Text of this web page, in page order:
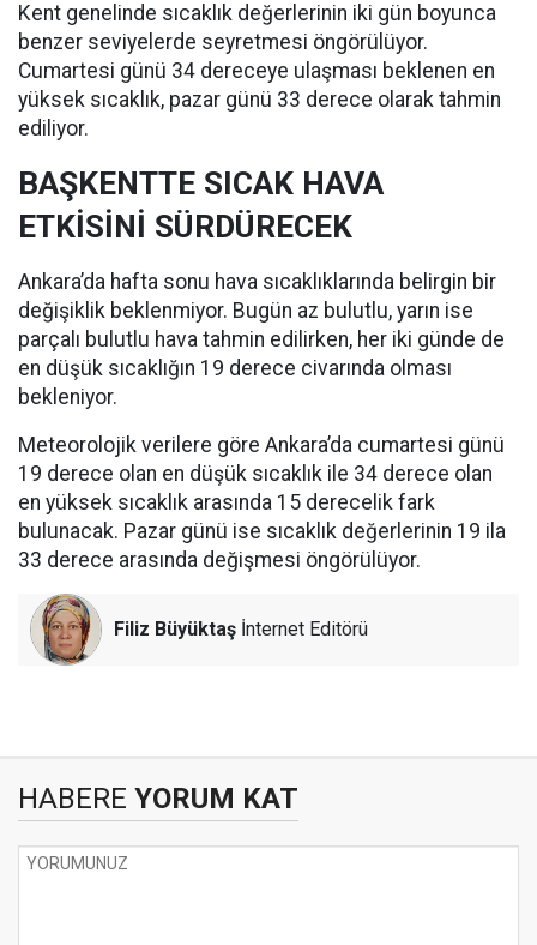
Kent genelinde sıcaklık değerlerinin iki gün boyunca
benzer seviyelerde seyretmesi öngörülüyor.
Cumartesi günü 34 dereceye ulaşması beklenen en
yüksek sıcaklık, pazar günü 33 derece olarak tahmin
ediliyor.
BAŞKENTTE SICAK HAVA
ETKİSİNİ SÜRDÜRECEK
Ankara’da hafta sonu hava sıcaklıklarında belirgin bir
değişiklik beklenmiyor. Bugün az bulutlu, yarın ise
parçalı bulutlu hava tahmin edilirken, her iki günde de
en düşük sıcaklığın 19 derece civarında olması
bekleniyor.
Meteorolojik verilere göre Ankara’da cumartesi günü
19 derece olan en düşük sıcaklık ile 34 derece olan
en yüksek sıcaklık arasında 15 derecelik fark
bulunacak. Pazar günü ise sıcaklık değerlerinin 19 ila
33 derece arasında değişmesi öngörülüyor.
Filiz Büyüktaş İnternet Editörü
HABERE YORUM KAT